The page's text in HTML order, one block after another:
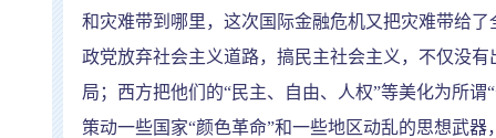
和灾难带到哪里，这次国际金融危机又把灾难带给
政党放弃社会主义道路，搞民主社会主义，不仅没
局；西方把他们的“民主、自由、人权”等美化为所谓“
策动一些国家“颜色革命”和一些地区动乱的思想武器